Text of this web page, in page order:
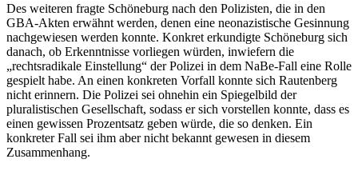
Des weiteren fragte Schöneburg nach den Polizisten, die in den
GBA-Akten erwähnt werden, denen eine neonazistische Gesinnung
nachgewiesen werden konnte. Konkret erkundigte Schöneburg sich
danach, ob Erkenntnisse vorliegen würden, inwiefern die
„rechtsradikale Einstellung“ der Polizei in dem NaBe-Fall eine Rolle
gespielt habe. An einen konkreten Vorfall konnte sich Rautenberg
nicht erinnern. Die Polizei sei ohnehin ein Spiegelbild der
pluralistischen Gesellschaft, sodass er sich vorstellen konnte, dass es
einen gewissen Prozentsatz geben würde, die so denken. Ein
konkreter Fall sei ihm aber nicht bekannt gewesen in diesem
Zusammenhang.